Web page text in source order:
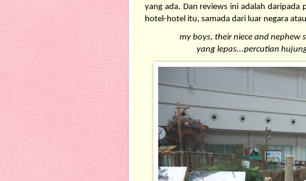
yang ada. Dan reviews ini adalah
hotel-hotel itu, samada dari luar negara
my boys, their niece and
yang lepas...percutian